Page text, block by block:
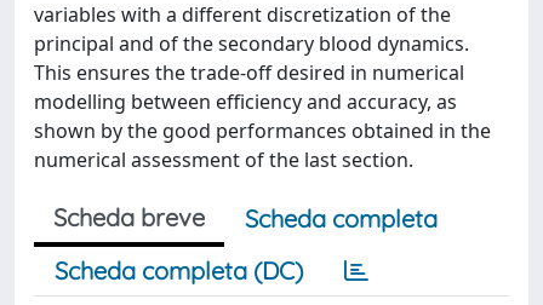
variables with a different discretization of the
principal and of the secondary blood dynamics.
This ensures the trade-off desired in numerical
modelling between efficiency and accuracy, as
shown by the good performances obtained in the
numerical assessment of the last section.
Scheda breve
Scheda completa
Scheda completa (DC)